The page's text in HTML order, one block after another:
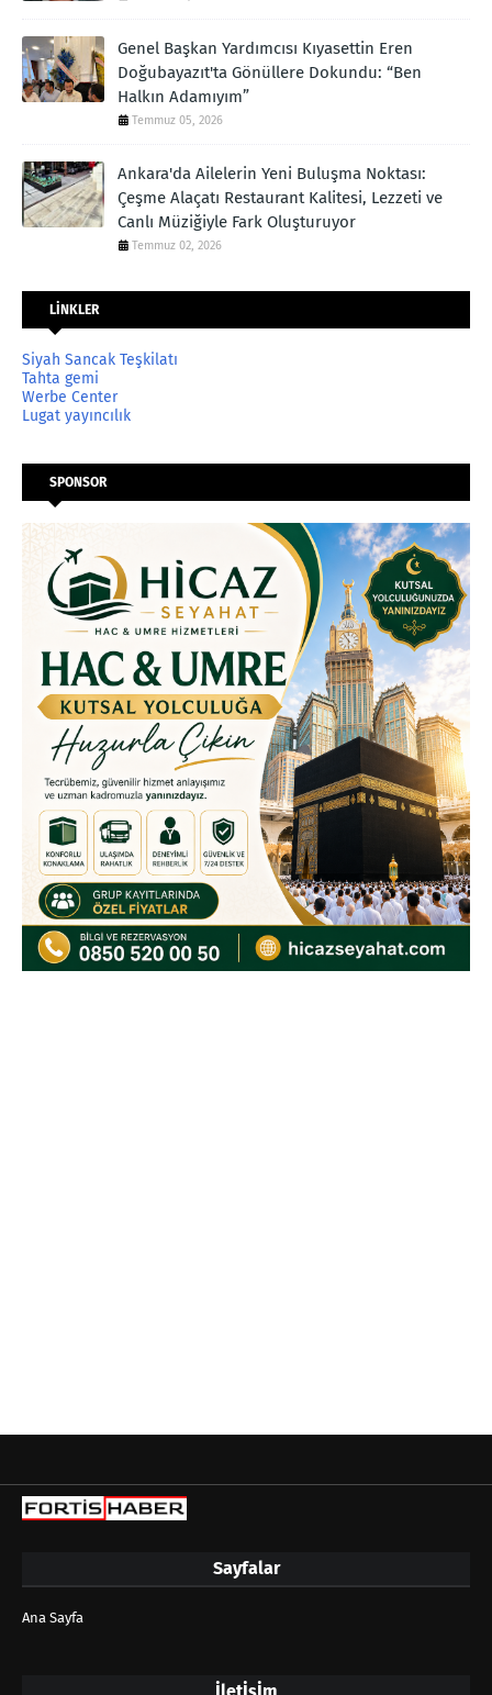
Genel Başkan Yardımcısı Kıyasettin Eren
Doğubayazıt'ta Gönüllere Dokundu: “Ben
Halkın Adamıyım”
Temmuz 05, 2026
Ankara'da Ailelerin Yeni Buluşma Noktası:
Çeşme Alaçatı Restaurant Kalitesi, Lezzeti ve
Canlı Müziğiyle Fark Oluşturuyor
Temmuz 02, 2026
LİNKLER
Siyah Sancak Teşkilatı
Tahta gemi
Werbe Center
Lugat yayıncılık
SPONSOR
Sayfalar
Ana Sayfa
İletİşİm